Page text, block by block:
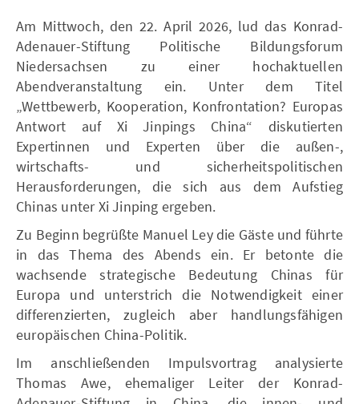
Am Mittwoch, den 22. April 2026, lud das Konrad-
Adenauer-Stiftung Politische Bildungsforum
Niedersachsen zu einer hochaktuellen
Abendveranstaltung ein. Unter dem Titel
„Wettbewerb, Kooperation, Konfrontation? Europas
Antwort auf Xi Jinpings China“ diskutierten
Expertinnen und Experten über die außen-,
wirtschafts- und sicherheitspolitischen
Herausforderungen, die sich aus dem Aufstieg
Chinas unter Xi Jinping ergeben.
Zu Beginn begrüßte Manuel Ley die Gäste und führte
in das Thema des Abends ein. Er betonte die
wachsende strategische Bedeutung Chinas für
Europa und unterstrich die Notwendigkeit einer
differenzierten, zugleich aber handlungsfähigen
europäischen China-Politik.
Im anschließenden Impulsvortrag analysierte
Thomas Awe, ehemaliger Leiter der Konrad-